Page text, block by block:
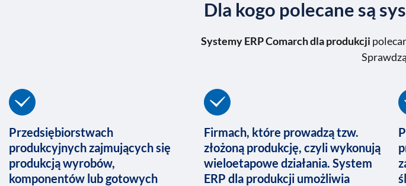
Dla kogo polecane są
Systemy ERP Comarch dla produkcji
Przedsiębiorstwach
produkcyjnych zajmujących się
produkcją wyrobów,
komponentów lub gotowych
Firmach, które prowadzą tzw.
złożoną produkcję, czyli wykonują
wieloetapowe działania. System
ERP dla produkcji umożliwia